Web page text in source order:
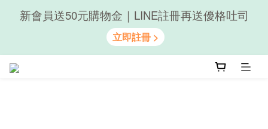
隨心享受｜貝果任選6組$899
新會員送50元購物金｜LINE註冊再送優格吐司